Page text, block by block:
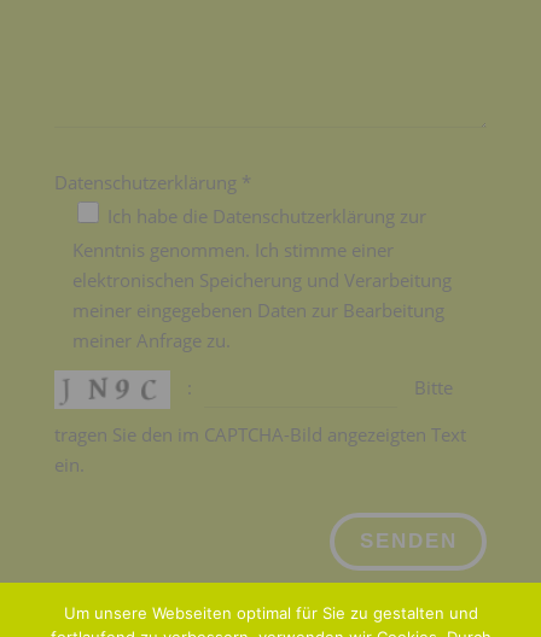
Datenschutzerklärung *
Ich habe die Datenschutzerklärung zur
Kenntnis genommen. Ich stimme einer
elektronischen Speicherung und Verarbeitung
meiner eingegebenen Daten zur Bearbeitung
meiner Anfrage zu.
Bitte
tragen Sie den im CAPTCHA-Bild angezeigten Text
ein.
Feld
leer.
Um unsere Webseiten optimal für Sie zu gestalten und